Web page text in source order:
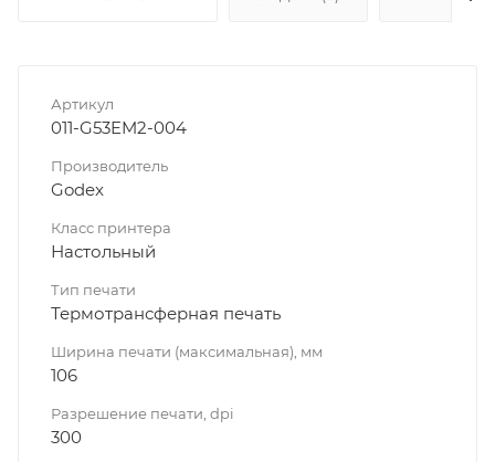
Артикул
011-G53EM2-004
Производитель
Godex
Класс принтера
Настольный
Тип печати
Термотрансферная печать
Ширина печати (максимальная), мм
106
Разрешение печати, dpi
300